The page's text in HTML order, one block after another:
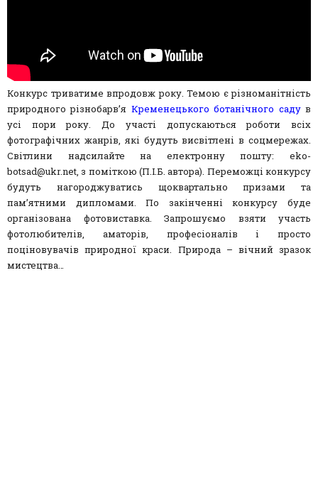
Конкурс триватиме впродовж року. Темою є різноманітність
природного різнобарв’я Кременецького ботанічного садув
усі пори року. До участі допускаються роботи всіх
фотографічних жанрів, які будуть висвітлені в соцмережах.
Світлини надсилайте на електронну пошту: eko-
botsad@ukr.net, з поміткою (П.І.Б. автора). Переможці конкурсу
будуть нагороджуватись щоквартально призами та
пам’ятними дипломами. По закінченні конкурсу буде
організована фотовиставка. Запрошуємо взяти участь
фотолюбителів, аматорів, професіоналів і просто
поціновувачів природної краси. Природа – вічний зразок
мистецтва…